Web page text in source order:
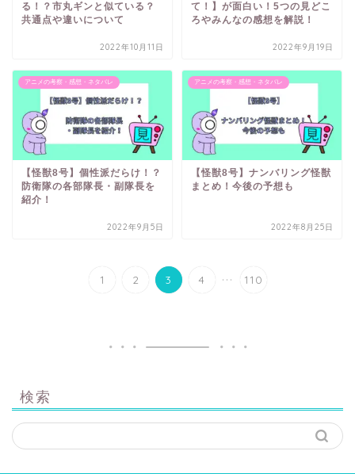
る！？市丸ギンと似ている？
共通点や違いについて
2022年10月11日
て！】が面白い！5つの見どこ
ろやみんなの感想を解説！
2022年9月19日
アニメの考察・感想・ネタバレ
【怪獣8号】個性派だらけ！？
防衛隊の各部隊長・副隊長を
紹介！
2022年9月5日
アニメの考察・感想・ネタバレ
【怪獣8号】ナンバリング怪獣
まとめ！今後の予想も
2022年8月25日
1 2 3 4 ... 110
検索